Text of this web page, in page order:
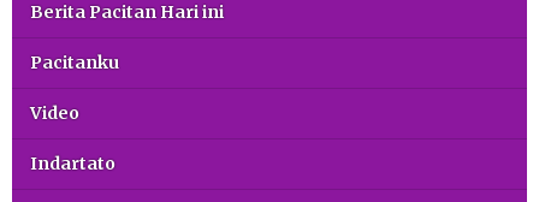
Berita Pacitan Hari ini
Pacitanku
Video
Indartato